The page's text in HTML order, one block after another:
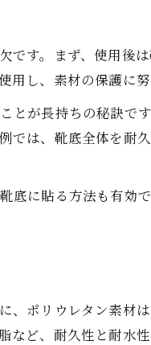
タン靴底の寿命を延ば
プルケースで寿命比較
靴底の滑り対策はどう
す。まず、使用後
し、素材の保護に努
が長持ちの秘訣で
は、靴底全体を耐
に貼る方法も有効
ポリウレタン素材
ど、耐久性と耐水